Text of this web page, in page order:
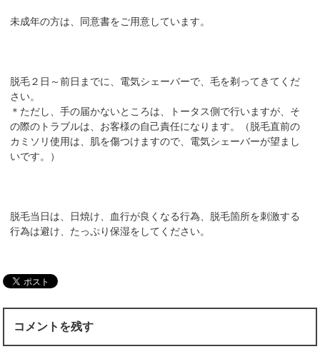
未成年の方は、同意書をご用意しています。
脱毛２日～前日までに、電気シェーバーで、毛を剃ってきてくだ
さい。
＊ただし、手の届かないところは、トータス側で行いますが、そ
の際のトラブルは、お客様の自己責任になります。（脱毛直前の
カミソリ使用は、肌を傷つけますので、電気シェーバーが望まし
いです。）
脱毛当日は、日焼け、血行が良くなる行為、脱毛箇所を刺激する
行為は避け、たっぷり保湿をしてください。
コメントを残す